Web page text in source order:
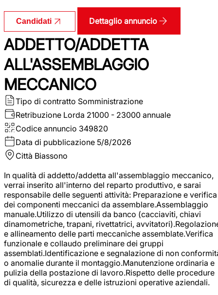
Candidati Dettaglio annuncio
ADDETTO/ADDETTA
ALL'ASSEMBLAGGIO
MECCANICO
Tipo di contratto Somministrazione
Retribuzione Lorda 21000 - 23000 annuale
Codice annuncio 349820
Data di pubblicazione 5/8/2026
Città Biassono
In qualità di addetto/addetta all'assemblaggio meccanico,
verrai inserito all'interno del reparto produttivo, e sarai
responsabile delle seguenti attività: Preparazione e verifica
dei componenti meccanici da assemblare.Assemblaggio
manuale.Utilizzo di utensili da banco (cacciaviti, chiavi
dinamometriche, trapani, rivettatrici,
e allineamento delle parti meccaniche assemblate.Verifica
funzionale e collaudo preliminare dei gruppi
assemblati.Identificazione e segnalazione di non
o anomalie durante il montaggio.Manutenzione ordinaria e
pulizia della postazione di lavoro.Rispetto delle procedure
di qualità, sicurezza e delle istruzioni operative aziendali.